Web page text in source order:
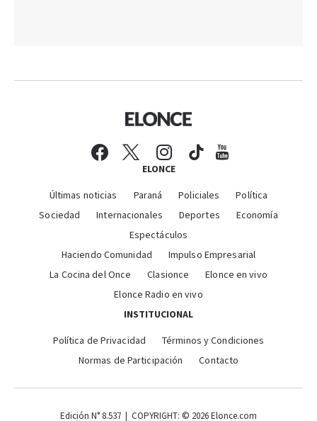
ELONCE
Últimas noticias Paraná Policiales
Política
Sociedad
Internacionales Deportes
Economía
Espectáculos
Haciendo Comunidad
Impulso Empresarial
La Cocina del Once
Clasionce
Elonce en vivo
Elonce Radio en vivo
INSTITUCIONAL
Política de Privacidad
Términos y Condiciones
Normas de Participación
Contacto
Edición N° 8.537 | COPYRIGHT: © 2026 Elonce.com